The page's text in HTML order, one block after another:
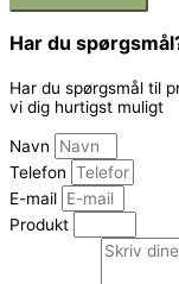
Har du
Har du spørgsmål til
vi dig hurtigst muligt
Navn
Telefon
E-mail
Produkt